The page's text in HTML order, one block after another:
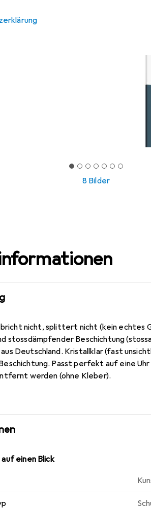
8 Bilder
bricht nicht, splittert nicht (kein echtes
stossdämpfender Beschichtung
Deutschland. Kristallklar (fast
Passt perfekt auf eine
werden (ohne Kleber).
einen Blick